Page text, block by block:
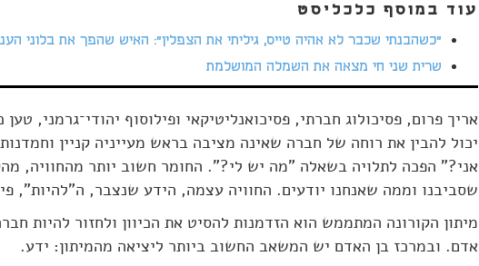
עוד במוסף כלכליסט
"כשהבנתי שכבר לא אהיה טייס, גיליתי את הצפלין": האיש שהפך את בלוני
שרית שני חי מצאה את השמלה המושלמת
אריך פרום, פסיכולוג חברתי, פסיכואנליטיקאי ופילוסוף יהודי־גרמני,
יכול להבין את רוחה של חברה שאינה מציבה בראש מעייניה קניין
אני?" הפכה לתלויה בשאלה "מה יש לי?". החומר חשוב יותר מהחוויה,
שסביבנו וממה שאנחנו יודעים. החוויה עצמה, הידע שנצבר, ה"להיות",
מיתון הקורונה המתממש הוא הזדמנות להסיט את הכיוון ולחזור להיות
אדם. ובמרכז בן האדם יש המשאב החשוב ביותר ליציאה מהמיתון: ידע.